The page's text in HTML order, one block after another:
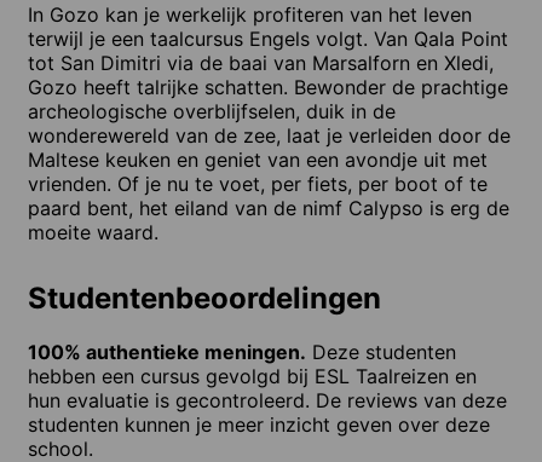
In Gozo kan je werkelijk profiteren van het leven
terwijl je een taalcursus Engels volgt. Van Qala Point
tot San Dimitri via de baai van Marsalforn en Xledi,
Gozo heeft talrijke schatten. Bewonder de prachtige
archeologische overblijfselen, duik in de
wonderewereld van de zee, laat je verleiden door de
Maltese keuken en geniet van een avondje uit met
vrienden. Of je nu te voet, per fiets, per boot of te
paard bent, het eiland van de nimf Calypso is erg de
moeite waard.
Studentenbeoordelingen
100% authentieke meningen. Deze studenten
hebben een cursus gevolgd bij ESL Taalreizen en
hun evaluatie is gecontroleerd. De reviews van deze
studenten kunnen je meer inzicht geven over deze
school.